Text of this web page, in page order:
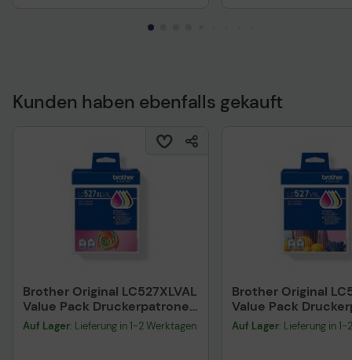
Kunden haben ebenfalls gekauft
Brother Original LC527XLVAL
Value Pack Druckerpatrone
4-er Pack (LC527XLVAL)
Auf Lager: Lieferung in 1-2 Werktagen
Brother Original
Value Pack
4-er Pack
Auf Lager: Lieferung in